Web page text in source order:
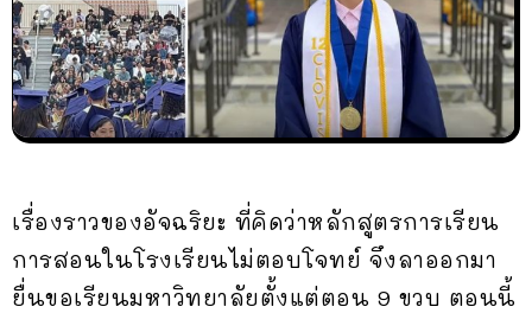
เรื่องราวของอัจฉริยะ ที่คิดว่าหลักสูตรการเรียน
การสอนในโรงเรียนไม่ตอบโจทย์ จึงลาออกมา
ยื่นขอเรียนมหาวิทยาลัยตั้งแต่ตอน 9 ขวบ ตอนนี้